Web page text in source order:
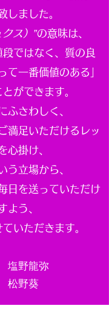
しました。
ス）”の意味は、
段ではなく、質の良
て一番価値のある」
ができます。
ふさわしく、
満足いただけるレッ
心掛け、
う立場から、
日を送っていただけ
よう、
いただきます。
塩野龍弥
野葵